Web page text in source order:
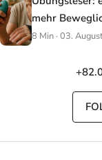
mehr
8 Min · 03.